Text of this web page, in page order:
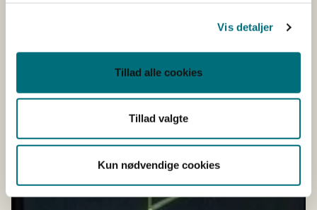
Vis detaljer
Tillad alle cookies
Tillad valgte
Kun nødvendige cookies